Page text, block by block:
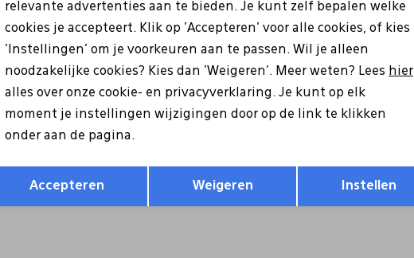
Hartjes
162.1401/30 cognac
199,99
Hartjes
162.1417/34 Phil bruin
Opslaan
relevante advertenties aan te bieden. Je kunt zelf bepalen welke
cookies je accepteert. Klik op 'Accepteren' voor alle cookies, of kies
'Instellingen' om je voorkeuren aan te passen. Wil je alleen
noodzakelijke cookies? Kies dan 'Weigeren'. Meer weten? Lees hier
alles over onze cookie- en privacyverklaring. Je kunt op elk
moment je instellingen wijzigingen door op de link te klikken
onder aan de pagina.
Accepteren Weigeren Instellen